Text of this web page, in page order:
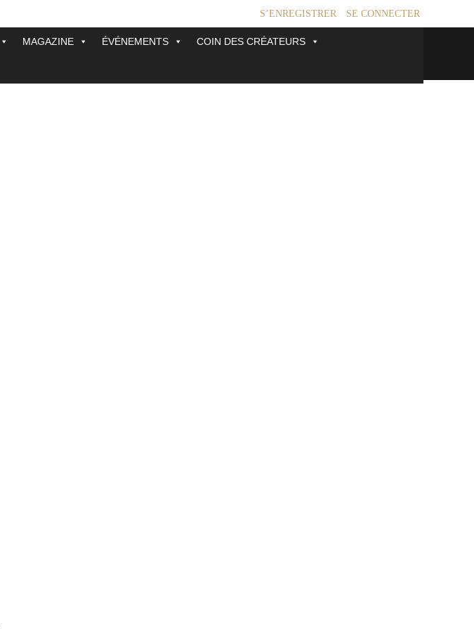
S’ENREGISTRER SE CONNECTER
MAGAZINE ÉVÉNEMENTS COIN DES CRÉATEURS